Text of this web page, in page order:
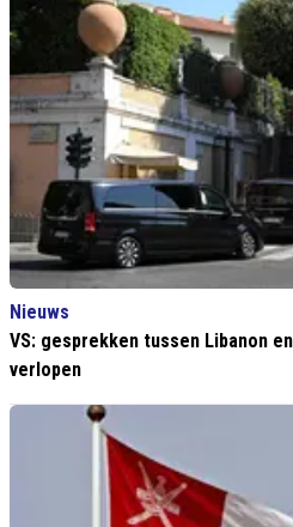
Nieuws
VS: gesprekken tussen Libanon
verlopen